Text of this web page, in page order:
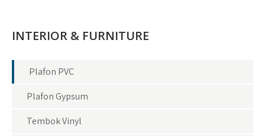
INTERIOR & FURNITURE
Plafon PVC
Plafon Gypsum
Tembok Vinyl